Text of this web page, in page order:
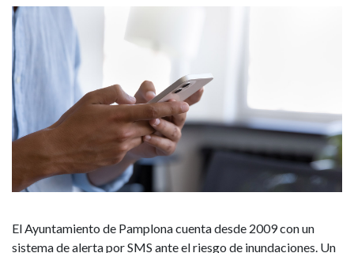
números
de
teléfono
para
avisos
SMS
a
El Ayuntamiento de Pamplona cuenta desde 2009 con un
sistema de alerta por SMS ante el riesgo de inundaciones. Un